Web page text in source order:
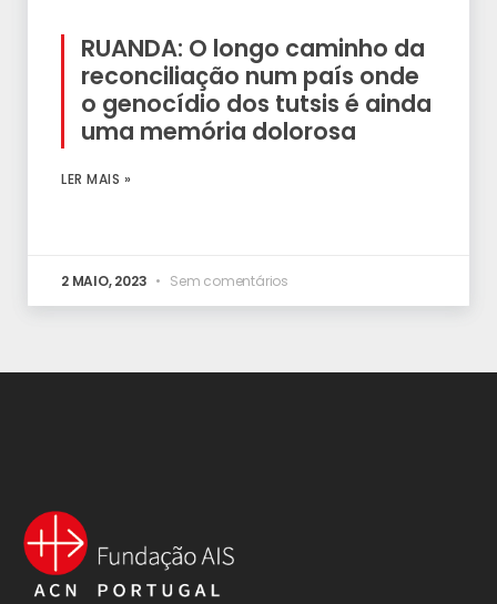
RUANDA: O longo caminho da
reconciliação num país onde
o genocídio dos tutsis é ainda
uma memória dolorosa
LER MAIS »
2 MAIO, 2023 Sem comentários